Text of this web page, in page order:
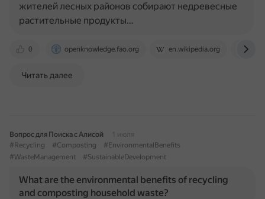
0 openknowledge.fao.org en.wikipedia.org
жителей лесных районов собирают недревесные
растительные продукты…
Читать далее
Вопрос для Поиска с Алисой
1 июля
#Recycling
#Composting
#EnvironmentalBenefits
#WasteManagement
#SustainableDevelopment
What are the environmental benefits of recycling
and composting household waste?